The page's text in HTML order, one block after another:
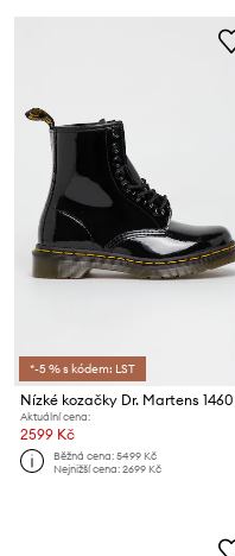
*-5 % s kódem: LST
Aktuální cena:
2599 Kč
Běžná cena:5499 Kč
Nejnižší cena:2699 Kč